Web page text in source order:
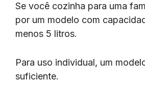
Se você cozinha para uma
por um modelo com
menos 5 litros.
Para uso individual, um
suficiente.